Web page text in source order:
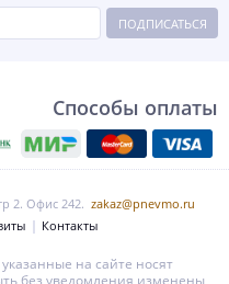
ПОДПИСАТЬСЯ
Способы оплаты
2. Офис 242. zakaz@pnevmo.ru
Контакты
на сайте носят
без уведомления изменены